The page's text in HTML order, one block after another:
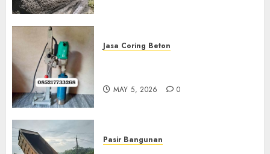
Jasa Coring Beton
MAY 5, 2026 0
Pasir Bangunan